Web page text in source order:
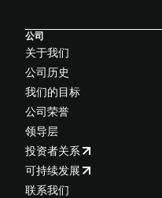
公司
关于我们
公司历史
我们的目标
公司荣誉
领导层
投资者关系
可持续发展
联系我们